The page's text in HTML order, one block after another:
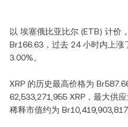
以 埃塞俄比亚比尔 (ETB) 计价，
Br166.63 ，过去 24 小时内 上涨
3.00%。
XRP 的历史最高价格为
62,533,271,955 XRP ，最大供
稀释市值约为